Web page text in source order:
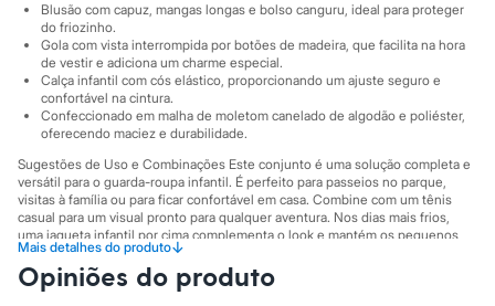
Shorts e Bermudas
Tops
Moda íntima
Calcinhas
Cintas e Modeladores
Meias
Pijamas
Sutiãs e Tops
Moda praia
Biquínis
Maiôs
Saídas de praia
Personagens
Plus size
Blusas e Camisetas
Blusão com capuz, mangas longas e bolso canguru, ideal para proteger
do friozinho.
Gola com vista interrompida por botões de madeira, que facilita na hora
de vestir e adiciona um charme especial.
Calça infantil com cós elástico, proporcionando um ajuste seguro e
confortável na cintura.
Confeccionado em malha de moletom canelado de algodão e poliéster,
oferecendo maciez e durabilidade.
Sugestões de Uso e Combinações Este conjunto é uma solução completa e
versátil para o guarda-roupa infantil. É perfeito para passeios no parque,
visitas à família ou para ficar confortável em casa. Combine com um tênis
casual para um visual pronto para qualquer aventura. Nos dias mais frios,
uma jaqueta infantil por cima complementa o look e mantém os pequenos
ainda mais aquecidos.
A gente se encontra na C&A! ❤
Mais detalhes do produto↓
Opiniões do produto